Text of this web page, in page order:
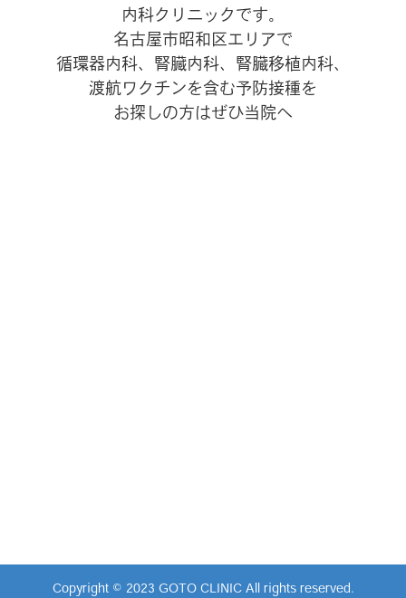
内科クリニックです。
名古屋市昭和区エリアで
循環器内科、腎臓内科、腎臓移植内科、
渡航ワクチンを含む予防接種を
お探しの方はぜひ当院へ
Copyright © 2023 GOTO CLINIC All rights reserved.